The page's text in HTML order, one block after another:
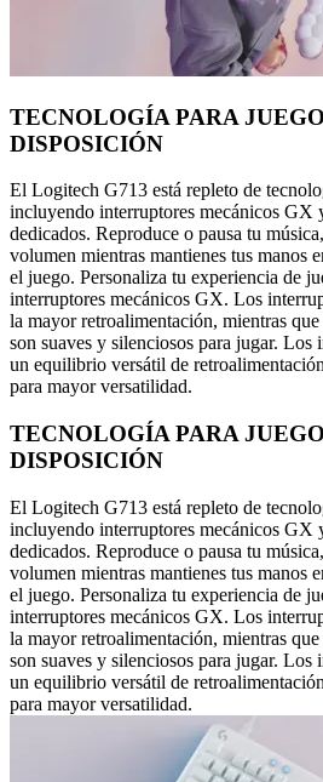
TECNOLOGÍA PARA
DISPOSICIÓN
El Logitech G713 está repleto de
incluyendo interruptores mecánicos GX
dedicados. Reproduce o pausa tu
volumen mientras mantienes tus manos
el juego. Personaliza tu experiencia de
interruptores mecánicos GX. Los
la mayor retroalimentación, mientras
son suaves y silenciosos para jugar. Los
un equilibrio versátil de
para mayor versatilidad.
TECNOLOGÍA PARA
DISPOSICIÓN
El Logitech G713 está repleto de
incluyendo interruptores mecánicos GX
dedicados. Reproduce o pausa tu
volumen mientras mantienes tus manos
el juego. Personaliza tu experiencia de
interruptores mecánicos GX. Los
la mayor retroalimentación, mientras
son suaves y silenciosos para jugar. Los
un equilibrio versátil de
para mayor versatilidad.